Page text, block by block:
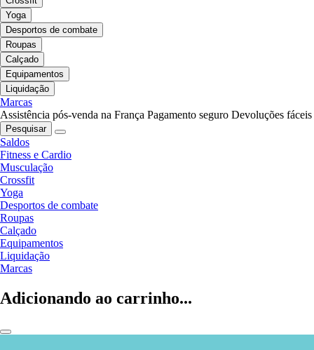
Yoga
Desportos de combate
Roupas
Calçado
Equipamentos
Liquidação
Marcas
Assistência pós-venda na França Pagamento seguro Devoluções fáceis
Pesquisar
Saldos
Fitness e Cardio
Musculação
Crossfit
Yoga
Desportos de combate
Roupas
Calçado
Equipamentos
Liquidação
Marcas
Adicionando ao carrinho...